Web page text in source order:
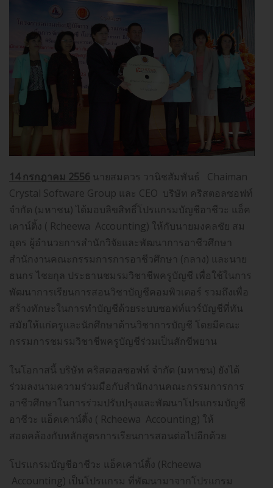
14 กรกฎาคม 2556 นายสมควร วานิชสัมพันธ์ Chaiman
Crystal Software Group และ CEO บริษัท คริสตอลซอฟท์
จำกัด (มหาชน) ได้มอบลิขสิทธิ์โปรแกรมบัญชีอาชีวะ แอ็ค
เคาน์ติ้ง ( Rcheewa Accounting) ให้กับนายมงคลชัย สม
อุดร ผู้อำนวยการสำนักวิจัยและพัฒนาการอาชีวศึกษา
สำนักงานคณะกรรมการการอาชีวศึกษา (กลาง) และนาย
ธนกร ไชยกุล ประธานชมรมวิชาชีพครูบัญชี เพื่อใช้ในการ
พัฒนาการเรียนการสอนวิชาบัญชีคอมพิวเตอร์ รวมถึงเพื่อ
สร้างทักษะในการทำบัญชีด้วยระบบซอฟท์แวร์บัญชีที่ทัน
สมัยให้แก่ครูและนักศึกษาด้านวิชาการบัญชี โดยมีคณะ
กรรมการชมรมวิชาชีพครูบัญชีร่วมเป็นสักขีพยาน
ในโอกาสนี้ บริษัท คริสตอลซอฟท์ จำกัด (มหาชน) ยังได้
ร่วมลงนามความร่วมมือกับสำนักงานคณะกรรมการการ
อาชีวศึกษาในการร่วมปรับปรุงและพัฒนาโปรแกรมบัญชี
อาชีวะ แอ็คเคาน์ติ้ง ( Rcheewa Accounting) ให้
สอดคล้องกับหลักสูตรการเรียนการสอนต่อไปอีกด้วย
โปรแกรมบัญชีอาชีวะ แอ็คเคาน์ติ้ง (Rcheewa
Accounting) เป็นโปรแกรม ที่พัฒนามาจากโปรแกรม